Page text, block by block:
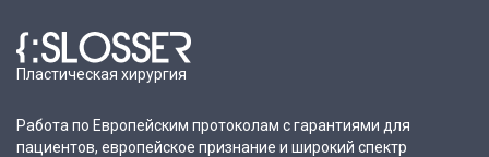
Пластическая хирургия
Работа по Европейским протоколам с гарантиями для
пациентов, европейское признание и широкий спектр